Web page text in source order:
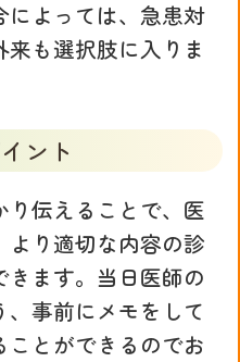
によっては、急患対
も選択肢に入りま
ント
伝えることで、医
り適切な内容の診
ます。当日医師の
事前にメモをして
とができるのでお